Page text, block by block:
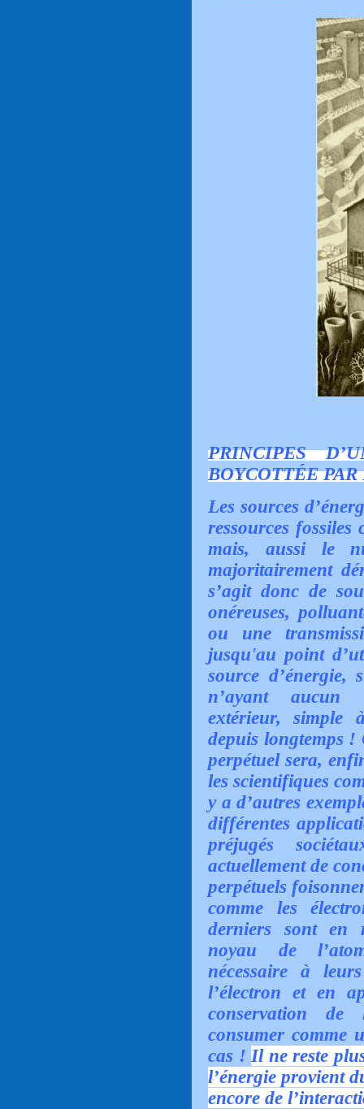
PRINCIPES
BOYCOTTÉE
Les sources
ressources
mais, aussi le
majoritairement
s’agit donc de
onéreuses,
ou une
jusqu'au point
source d’énergie,
n’ayant aucun
extérieur, simple
depuis longtemps !
perpétuel sera,
les scientifiques
y a d’autres
différentes
préjugés
actuellement de
perpétuels
comme les
derniers sont en
noyau de
nécessaire à
l’électron et en
conservation de
consumer comme
cas ! Il ne reste
l’énergie provient
encore de